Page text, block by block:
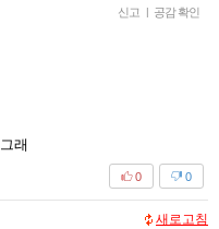
신고 | 공감 확인
래
0
0
새로고침